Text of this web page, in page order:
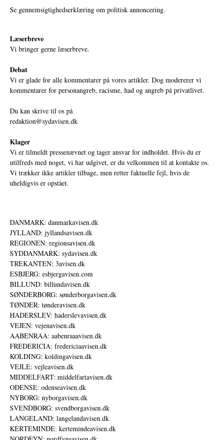
Se gennemsigtighedserklæring om politisk annoncering.
Læserbreve
Vi bringer gerne læserbreve.
Debat
Vi er glade for alle kommentarer på vores artikler. Dog modererer vi
kommentarer for personangreb, racisme, had og angreb på privatlivet.
Du kan skrive til os på
redaktion@sydavisen.dk
Klager
Vi er tilmeldt pressenævnet og tager ansvar for indholdet. Hvis du er
utilfreds med noget, vi har udgivet, er du velkommen til at kontakte os.
Vi trækker ikke artikler tilbage, men retter faktuelle fejl, hvis de
uheldigvis er opstået.
DANMARK: danmarkavisen.dk
JYLLAND: jyllandsavisen.dk
REGIONEN: regionsavisen.dk
SYDDANMARK: sydavisen.dk
TREKANTEN: 3avisen.dk
ESBJERG: esbjergavisen.com
BILLUND: billundavisen.dk
SØNDERBORG: sønderborgavisen.dk
TØNDER: tønderavisen.dk
HADERSLEV: haderslevavisen.dk
VEJEN: vejenavisen.dk
AABENRAA: aabenraaavisen.dk
FREDERICIA: fredericiaavisen.dk
KOLDING: koldingavisen.dk
VEJLE: vejleavisen.dk
MIDDELFART: middelfartavisen.dk
ODENSE: odenseavisen.dk
NYBORG: nyborgavisen.dk
SVENDBORG: svendborgavisen.dk
LANGELAND: langelandavisen.dk
KERTEMINDE: kertemindeavisen.dk